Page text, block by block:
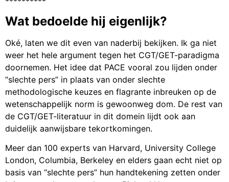
Wat bedoelde hij eigenlijk?
Oké, laten we dit even van naderbij bekijken. Ik ga niet
weer het hele argument tegen het CGT/GET-paradigma
doornemen. Het idee dat PACE vooral zou lijden onder
“slechte pers” in plaats van onder slechte
methodologische keuzes en flagrante inbreuken op de
wetenschappelijk norm is gewoonweg dom. De rest van
de CGT/GET-literatuur in dit domein lijdt ook aan
duidelijk aanwijsbare tekortkomingen.
Meer dan 100 experts van Harvard, University College
London, Columbia, Berkeley en elders gaan echt niet op
basis van “slechte pers” hun handtekening zetten onder